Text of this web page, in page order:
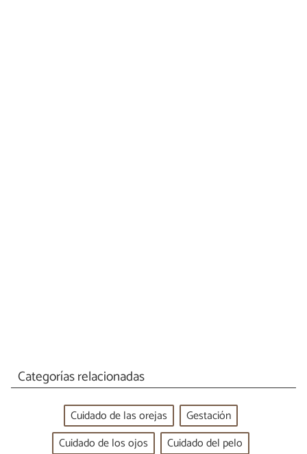
Categorías relacionadas
Cuidado de las orejas
Gestación
Cuidado de los ojos
Cuidado del pelo